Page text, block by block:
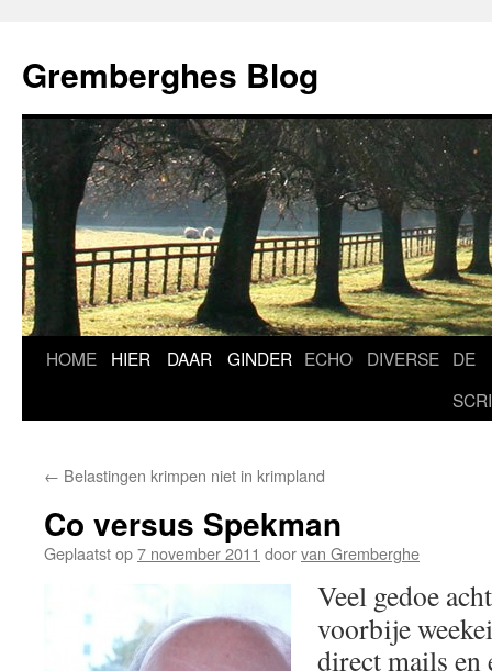
de
inhoud
Gremberghes Blog
HOME HIER DAAR GINDER ECHO DIVERSE DE
← Belastingen krimpen niet in krimpland
Co versus Spekman
Geplaatst op7 november 2011 doorvan Gremberghe
Veel gedoe
voorbije
direct mails en